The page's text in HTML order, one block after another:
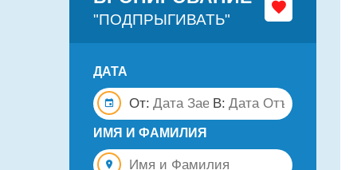
"ПОДПРЫГИВАТЬ"
ДАТА
От: В:
ИМЯ И ФАМИЛИЯ